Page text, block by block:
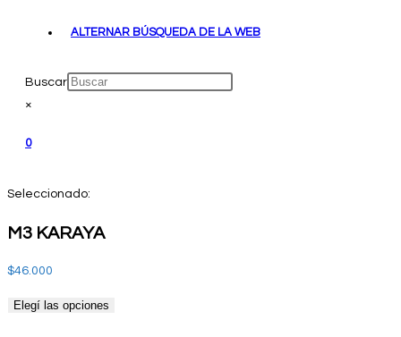
ALTERNAR BÚSQUEDA DE LA WEB
Buscar
×
0
Seleccionado:
M3 KARAYA
$46.000
Elegí las opciones